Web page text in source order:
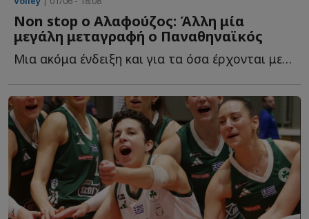
Non stop ο Αλαφούζος: Άλλη μία
μεγάλη μεταγραφή ο Παναθηναϊκός
Μια ακόμα ένδειξη και για τα όσα έρχονται μετά την εγκατάσταση τ...